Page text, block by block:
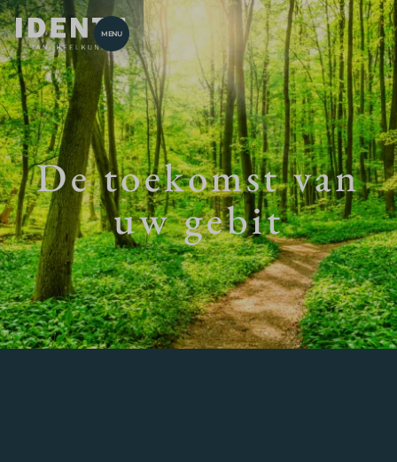
MENU
De toekomst van
uw gebit